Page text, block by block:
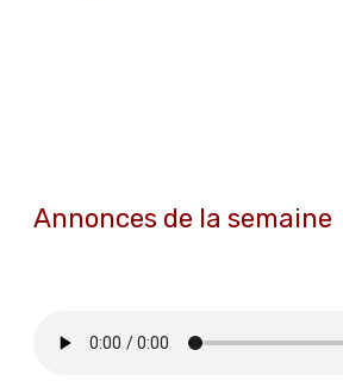
Annonces de la semaine